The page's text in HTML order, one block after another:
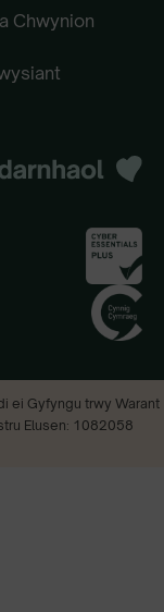
Chwynion
ei Gyfyngu trwy Warant
Elusen: 1082058